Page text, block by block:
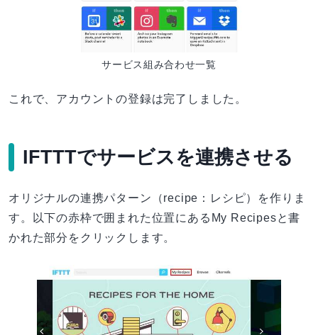
サービス組み合わせ一覧
これで、アカウントの登録は完了しました。
IFTTTでサービスを連携させる
オリジナルの連携パターン（recipe：レシピ）を作りま
す。以下の赤枠で囲まれた位置にあるMy Recipesと書
かれた部分をクリックします。